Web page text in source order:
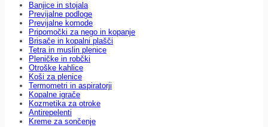
Banjice in stojala
Previjalne podloge
Previjalne komode
Pripomočki za nego in kopanje
Brisače in kopalni plašči
Tetra in muslin plenice
Pleničke in robčki
Otroške kahlice
Koši za plenice
Termometri in aspiratorji
Kopalne igrače
Kozmetika za otroke
Antirepelenti
Kreme za sončenje